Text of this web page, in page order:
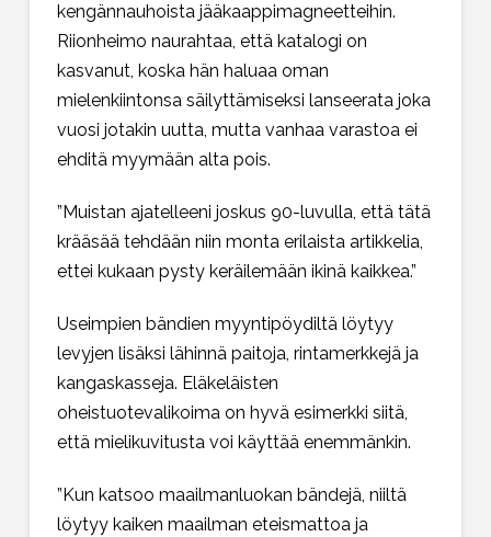
kengännauhoista jääkaappimagneetteihin.
Riionheimo naurahtaa, että katalogi on
kasvanut, koska hän haluaa oman
mielenkiintonsa säilyttämiseksi lanseerata joka
vuosi jotakin uutta, mutta vanhaa varastoa ei
ehditä myymään alta pois.
”Muistan ajatelleeni joskus 90-luvulla, että tätä
krääsää tehdään niin monta erilaista artikkelia,
ettei kukaan pysty keräilemään ikinä kaikkea.”
Useimpien bändien myyntipöydiltä löytyy
levyjen lisäksi lähinnä paitoja, rintamerkkejä ja
kangaskasseja. Eläkeläisten
oheistuotevalikoima on hyvä esimerkki siitä,
että mielikuvitusta voi käyttää enemmänkin.
”Kun katsoo maailmanluokan bändejä, niiltä
löytyy kaiken maailman eteismattoa ja